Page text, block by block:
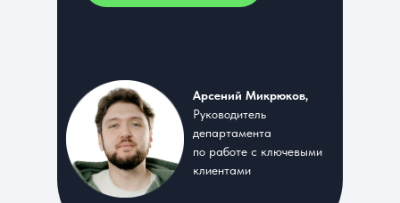
Арсений Микрюков,
Руководитель
департамента
по работе с ключевыми
клиентами